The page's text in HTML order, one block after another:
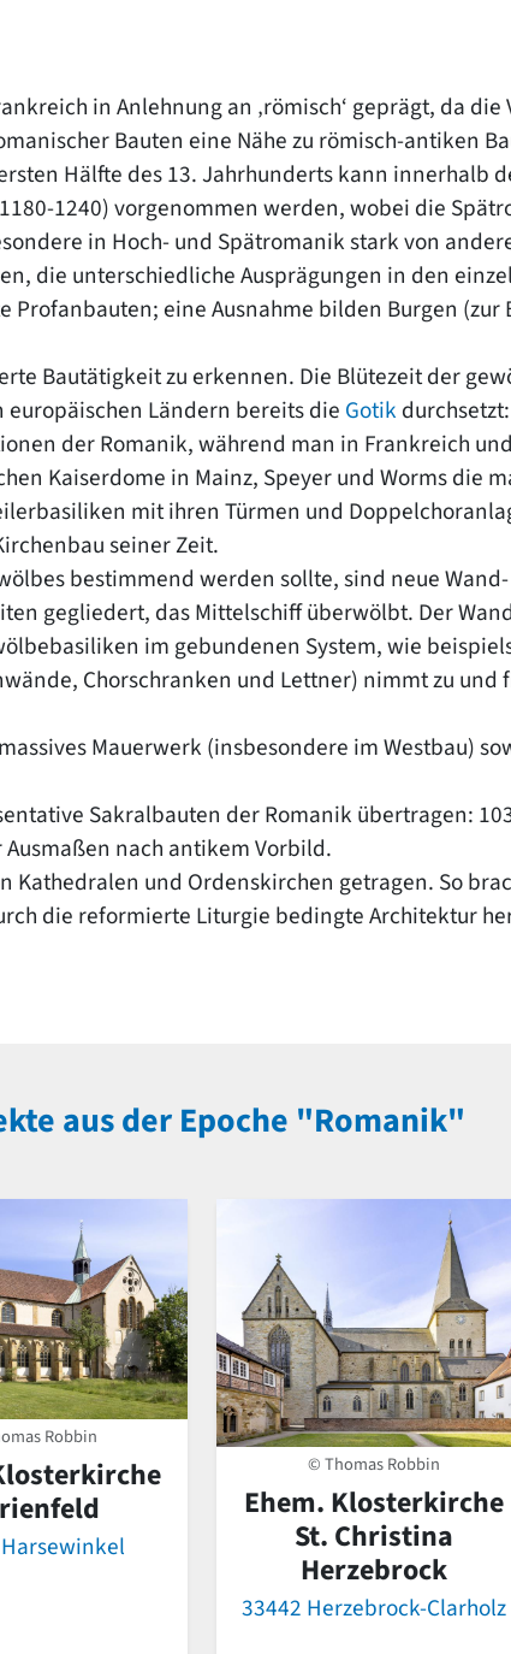
in Anlehnung an ‚römisch‘ geprägt, da
Bauten eine Nähe zu römisch-antiken
Hälfte des 13. Jahrhunderts kann innerhalb
1240) vorgenommen werden, wobei die
in Hoch- und Spätromanik stark von
die unterschiedliche Ausprägungen in den
eine Ausnahme bilden Burgen
Bautätigkeit zu erkennen. Die Blütezeit der
Ländern bereits die Gotik
der Romanik, während man in Frankreich
Kaiserdome in Mainz, Speyer und Worms die
mit ihren Türmen und
seiner Zeit.
bestimmend werden sollte, sind neue
gegliedert, das Mittelschiff überwölbt. Der
im gebundenen System, wie
Chorschranken und Lettner) nimmt zu
Mauerwerk (insbesondere im Westbau)
Sakralbauten der Romanik übertragen:
nach antikem Vorbild.
und Ordenskirchen getragen. So
die reformierte Liturgie bedingte Architektur
aus der Epoche "Romanik"
Robbin
© Thomas Robbin
Ehem. Klosterkirche
St. Christina
Herzebrock
33442 Herzebrock-Clarholz